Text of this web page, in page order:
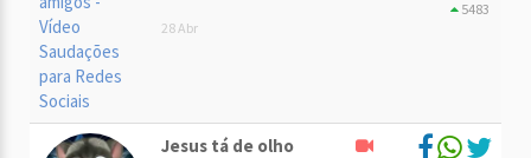
28 Abr
5483
Jesus tá de olho